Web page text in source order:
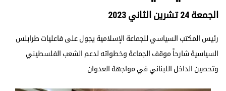
الجمعة 24 تشرين الثاني 2023
رئيس المكتب السياسي للجماعة الإسلامية يجول على فاعليات طرابلس
السياسية شارحاً موقف الجماعة وخطواته لدعم الشعب الفلسطيني
وتحصين الداخل اللبناني في مواجهة العدوان